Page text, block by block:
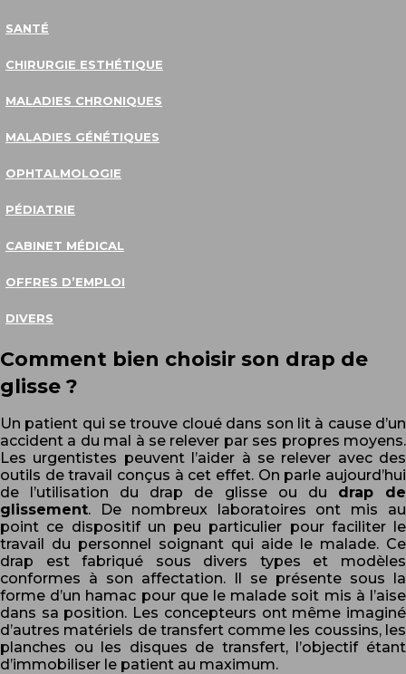
SANTÉ
CHIRURGIE ESTHÉTIQUE
MALADIES CHRONIQUES
MALADIES GÉNÉTIQUES
OPHTALMOLOGIE
PÉDIATRIE
CABINET MÉDICAL
OFFRES D’EMPLOI
DIVERS
Comment bien choisir son drap de
glisse ?
Un patient qui se trouve cloué dans son lit à cause d’un
accident a du mal à se relever par ses propres moyens.
Les urgentistes peuvent l’aider à se relever avec des
outils de travail conçus à cet effet. On parle aujourd’hui
de l’utilisation du drap de glisse ou du drap de
glissement. De nombreux laboratoires ont mis au
point ce dispositif un peu particulier pour faciliter le
travail du personnel soignant qui aide le malade. Ce
drap est fabriqué sous divers types et modèles
conformes à son affectation. Il se présente sous la
forme d’un hamac pour que le malade soit mis à l’aise
dans sa position. Les concepteurs ont même imaginé
d’autres matériels de transfert comme les coussins, les
planches ou les disques de transfert, l’objectif étant
d’immobiliser le patient au maximum.